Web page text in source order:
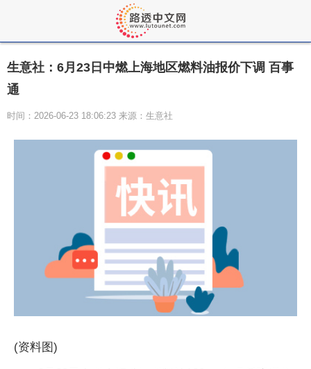
生意社：6月23日中燃上海地区燃料油报价下调 百事
通
时间：2026-06-23 18:06:23 来源：生意社
(资料图)